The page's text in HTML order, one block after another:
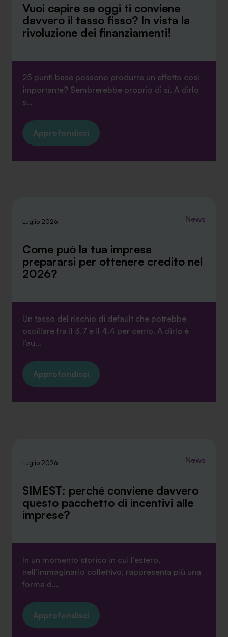
Vuoi capire se oggi ti conviene
davvero il tasso fisso? In vista la
rivoluzione dei finanziamenti!
25 punti base possono produrre un effetto così
importante? Sembrerebbe proprio di sì. A dirlo
s...
Approfondisci
Luglio 2026 News
Come può la tua impresa
prepararsi per ottenere credito nel
2026?
Un tasso del rischio di default che potrebbe
oscillare fra il 3.7 e il 4.4 per cento. A dirlo è
l’au...
Approfondisci
Luglio 2026 News
SIMEST: perché conviene davvero
questo pacchetto di incentivi alle
imprese?
In un momento storico in cui l’estero,
nell’immaginario collettivo, rappresenta più una
forma d...
Approfondisci